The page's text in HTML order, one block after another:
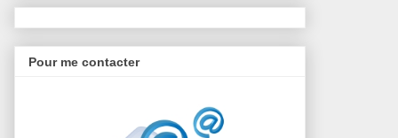
Pour me contacter